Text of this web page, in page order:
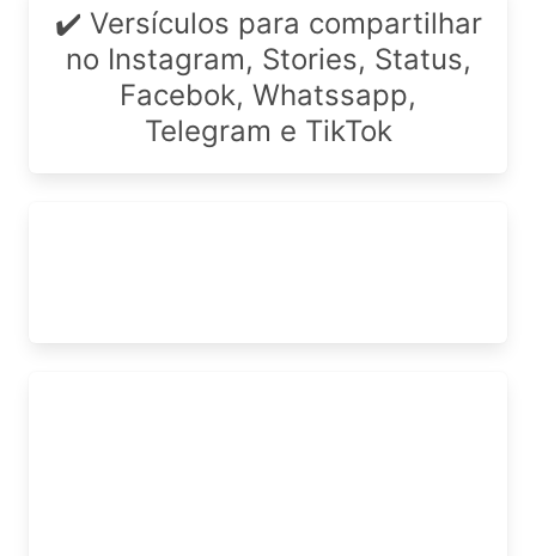
✔️ Versículos para compartilhar
no Instagram, Stories, Status,
Facebok, Whatssapp,
Telegram e TikTok